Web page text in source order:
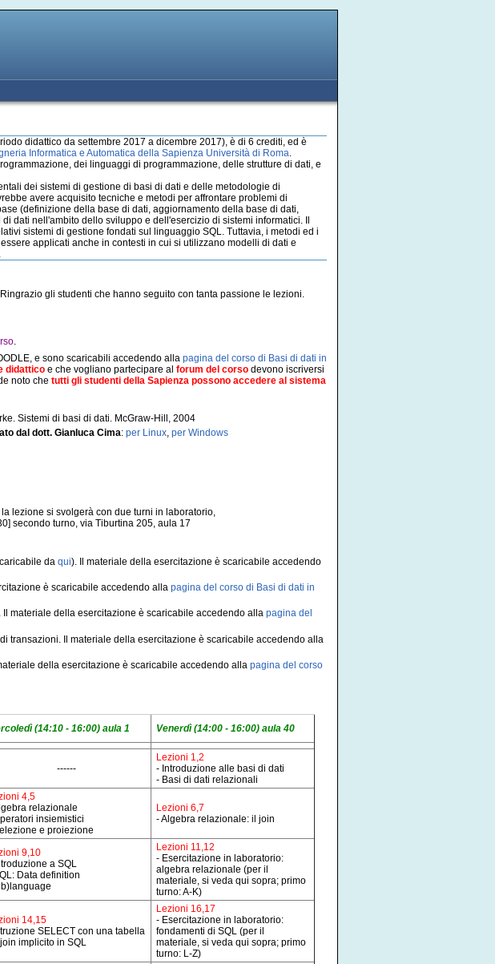
didattico da settembre 2017 a dicembre 2017), è di 6 crediti, ed è
Informatica e Automatica della Sapienza Università di Roma.
dei linguaggi di programmazione, delle strutture di dati, e
dei sistemi di gestione di basi di dati e delle metodologie di
avere acquisito tecniche e metodi per affrontare problemi di
(definizione della base di dati, aggiornamento della base di dati,
dati nell'ambito dello sviluppo e dell'esercizio di sistemi informatici. Il
sistemi di gestione fondati sul linguaggio SQL. Tuttavia, i metodi ed i
applicati anche in contesti in cui si utilizzano modelli di dati e
. Ringrazio gli studenti che hanno seguito con tanta passione le lezioni.
.
e sono scaricabili accedendo alla pagina del corso di Basi di dati in
didattico e che vogliano partecipare al forum del corso devono iscriversi
noto che tutti gli studenti della Sapienza possono accedere al sistema
Sistemi di basi di dati. McGraw-Hill, 2004
dal dott. Gianluca Cima: per Linux, per Windows
lezione si svolgerà con due turni in laboratorio,
secondo turno, via Tiburtina 205, aula 17
da qui). Il materiale della esercitazione è scaricabile accedendo
è scaricabile accedendo alla pagina del corso di Basi di dati in
materiale della esercitazione è scaricabile accedendo alla pagina del
transazioni. Il materiale della esercitazione è scaricabile accedendo alla
della esercitazione è scaricabile accedendo alla pagina del corso
(14:10 - 16:00) aula 1 Venerdì (14:00 - 16:00) aula 40
------
Lezioni 1,2
- Introduzione alle basi di dati
- Basi di dati relazionali
4,5
relazionale
insiemistici
e proiezione
Lezioni 6,7
- Algebra relazionale: il join
9,10
a SQL
Data definition
Lezioni 11,12
- Esercitazione in laboratorio:
algebra relazionale (per il
materiale, si veda qui sopra; primo
turno: A-K)
14,15
SELECT con una tabella
implicito in SQL
Lezioni 16,17
- Esercitazione in laboratorio:
fondamenti di SQL (per il
materiale, si veda qui sopra; primo
turno: L-Z)